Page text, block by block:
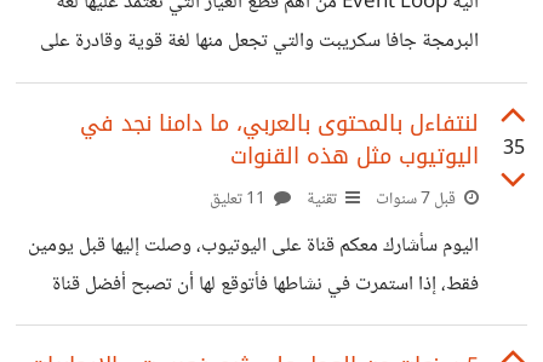
مكان. بدون إطالة، السؤال هو: *ما هي أهم الصعوبات وما نوع
البرمجة جافا سكريبت والتي تجعل منها لغة قوية وقادرة على
القيام بعمليات غير متزامنة على الرغم من طبيعتها كلغة برمجة
أحادية الخيط أو Single Threaded، والتي تعني أنه لا يمكنها
القيام بأكثر من مهمة واحدة في وقت واحد! فهم كواليس اشتغال
أي لغة برمجة يجعل المطور على بصيرة بما يجري في الغرف
المظلمة، وبالتالي القدرة على كتابة أكواد برمجية محسنة وأكثر
كفاءة في غالب الأحيان. إذن *ما هو Event
35
لنتفاءل بالمحتوى بالعربي، ما دامنا نجد في
اليوتيوب مثل هذه القنوات
قبل 7 سنوات تقنية
اليوم سأشارك معكم قناة على اليوتيوب، وصلت إليها قبل يومين
فقط، إذا استمرت في نشاطها فأتوقع لها أن تصبح أفضل قناة
عربية تقنية، صاحبي القناة هما الفلسطينيين محمد يحيى وعبد